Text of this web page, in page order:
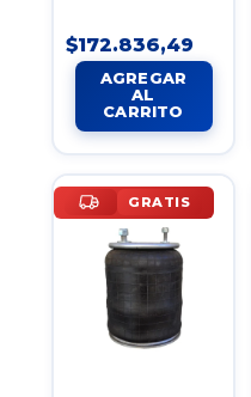
4 2c20-230us
$172.836,49
GRATIS